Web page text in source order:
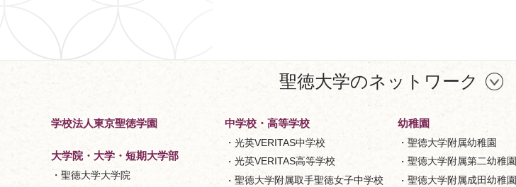
聖徳大学のネットワーク
学校法人東京聖徳学園
大学院・大学・短期大学部
聖徳大学大学院
中学校・高等学校
光英VERITAS中学校
光英VERITAS高等学校
聖徳大学附属取手聖徳女子中学校
幼稚園
聖徳大学附属幼稚園
聖徳大学附属第二幼稚園
聖徳大学附属成田幼稚園